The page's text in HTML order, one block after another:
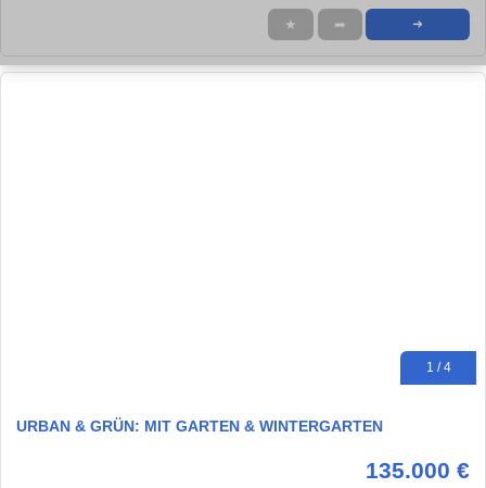
★ ➦ ➜
1 / 4
URBAN & GRÜN: MIT GARTEN & WINTERGARTEN
135.000 €